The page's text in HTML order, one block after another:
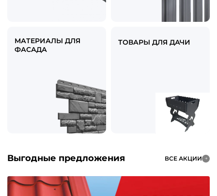
МАТЕРИАЛЫ ДЛЯ
ФАСАДА
ТОВАРЫ ДЛЯ ДАЧИ
Выгодные предложения ВСЕ АКЦИИ